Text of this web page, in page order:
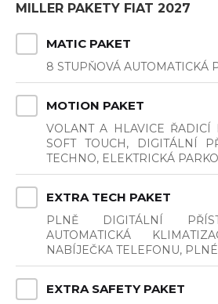
MILLER PAKETY FIAT 2027
MATIC PAKET
8 STUPŇOVÁ AUTOMATICKÁ
MOTION PAKET
VOLANT A HLAVICE ŘADICÍ
SOFT TOUCH, DIGITÁLNÍ
TECHNO, ELEKTRICKÁ
EXTRA TECH PAKET
PLNĚ DIGITÁLNÍ
AUTOMATICKÁ
NABÍJEČKA TELEFONU,
EXTRA SAFETY PAKET